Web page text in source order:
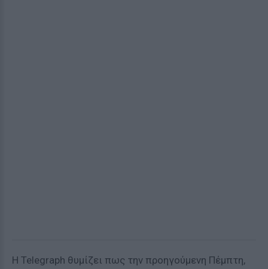
Η Telegraph θυμίζει πως την προηγούμενη Πέμπτη,